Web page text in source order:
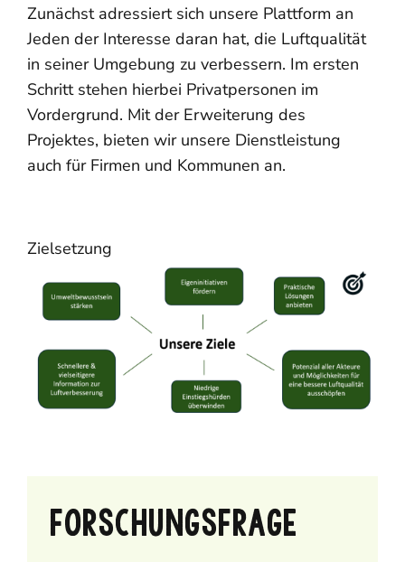
Zunächst adressiert sich unsere Plattform an
Jeden der Interesse daran hat, die Luftqualität
in seiner Umgebung zu verbessern. Im ersten
Schritt stehen hierbei Privatpersonen im
Vordergrund. Mit der Erweiterung des
Projektes, bieten wir unsere Dienstleistung
auch für Firmen und Kommunen an.
Zielsetzung
FORSCHUNGSFRAGE